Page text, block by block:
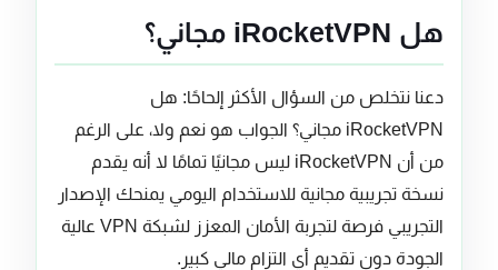
هل iRocketVPN مجاني؟
دعنا نتخلص من السؤال الأكثر إلحاحًا: هل
iRocketVPN مجاني؟ الجواب هو نعم ولا، على الرغم
من أن iRocketVPN ليس مجانيًا تمامًا لا أنه يقدم
نسخة تجريبية مجانية للاستخدام اليومي يمنحك الإصدار
التجريبي فرصة لتجربة الأمان المعزز لشبكة VPN عالية
الجودة دون تقديم أي التزام مالي كبير.